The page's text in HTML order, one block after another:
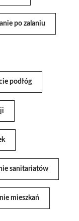
po zalaniu
podłóg
sanitariatów
mieszkań